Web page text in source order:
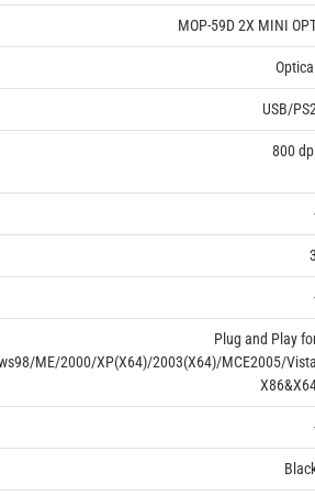
MOP-59D 2X MINI
USB/
800
Plug and Play
ME/2000/XP(X64)/2003(X64)/MCE2005/